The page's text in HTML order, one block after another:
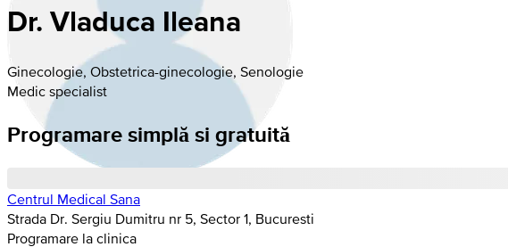
Dr. Vladuca Ileana
Ginecologie, Obstetrica-ginecologie, Senologie
Medic specialist
Programare simplă si gratuită
Centrul Medical Sana
Strada Dr. Sergiu Dumitru nr 5, Sector 1, Bucuresti
Programare la clinica